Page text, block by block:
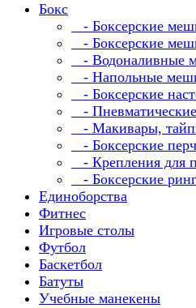
Бокс
- Боксерские
- Боксерские
- Водоналивные
- Напольные
- Боксерские
-
- Макивары,
- Боксерские
- Крепления для
- Боксерские
Единоборства
Фитнес
Игровые столы
Футбол
Баскетбол
Батуты
Учебные манекены